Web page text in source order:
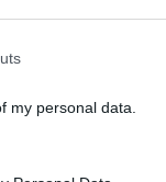
my personal data.